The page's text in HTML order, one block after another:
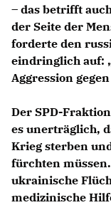
– das betrifft
der Seite der
forderte den
eindringlich auf:
Aggression
Der SPD-
es unerträglich,
Krieg sterben
fürchten
ukrainische
medizinische